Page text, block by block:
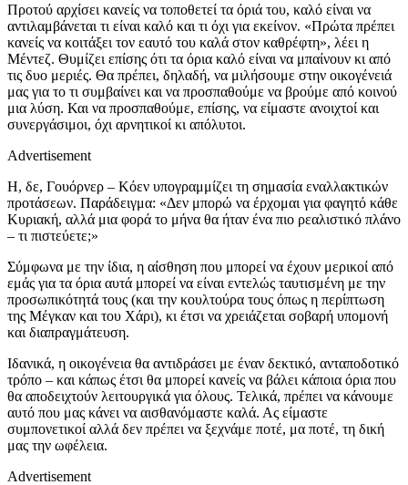
Προτού αρχίσει κανείς να τοποθετεί τα όριά του, καλό είναι να
αντιλαμβάνεται τι είναι καλό και τι όχι για εκείνον. «Πρώτα πρέπει
κανείς να κοιτάξει τον εαυτό του καλά στον καθρέφτη», λέει η
Μέντεζ. Θυμίζει επίσης ότι τα όρια καλό είναι να μπαίνουν κι από
τις δυο μεριές. Θα πρέπει, δηλαδή, να μιλήσουμε στην οικογένειά
μας για το τι συμβαίνει και να προσπαθούμε να βρούμε από κοινού
μια λύση. Και να προσπαθούμε, επίσης, να είμαστε ανοιχτοί και
συνεργάσιμοι, όχι αρνητικοί κι απόλυτοι.
Advertisement
Η, δε, Γουόρνερ – Κόεν υπογραμμίζει τη σημασία εναλλακτικών
προτάσεων. Παράδειγμα: «Δεν μπορώ να έρχομαι για φαγητό κάθε
Κυριακή, αλλά μια φορά το μήνα θα ήταν ένα πιο ρεαλιστικό πλάνο
– τι πιστεύετε;»
Σύμφωνα με την ίδια, η αίσθηση που μπορεί να έχουν μερικοί από
εμάς για τα όρια αυτά μπορεί να είναι εντελώς ταυτισμένη με την
προσωπικότητά τους (και την κουλτούρα τους όπως η περίπτωση
της Μέγκαν και του Χάρι), κι έτσι να χρειάζεται σοβαρή υπομονή
και διαπραγμάτευση.
Ιδανικά, η οικογένεια θα αντιδράσει με έναν δεκτικό, ανταποδοτικό
τρόπο – και κάπως έτσι θα μπορεί κανείς να βάλει κάποια όρια που
θα αποδειχτούν λειτουργικά για όλους. Τελικά, πρέπει να κάνουμε
αυτό που μας κάνει να αισθανόμαστε καλά. Ας είμαστε
συμπονετικοί αλλά δεν πρέπει να ξεχνάμε ποτέ, μα ποτέ, τη δική
μας την ωφέλεια.
Advertisement